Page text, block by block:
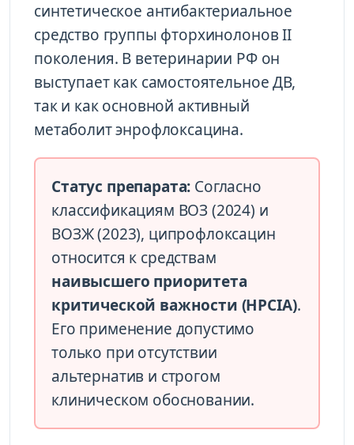
синтетическое антибактериальное
средство группы фторхинолонов II
поколения. В ветеринарии РФ он
выступает как самостоятельное ДВ,
так и как основной активный
метаболит энрофлоксацина.
Статус препарата: Согласно
классификациям ВОЗ (2024) и
ВОЗЖ (2023), ципрофлоксацин
относится к средствам
наивысшего приоритета
критической важности (HPCIA).
Его применение допустимо
только при отсутствии
альтернатив и строгом
клиническом обосновании.